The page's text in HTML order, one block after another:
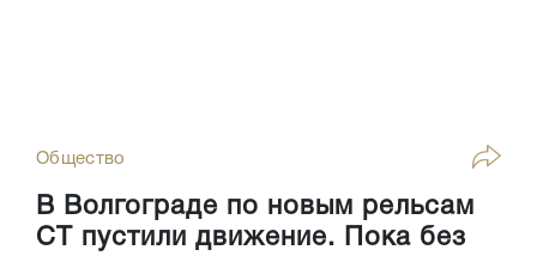
Общество
В Волгограде по новым рельсам
СТ пустили движение. Пока без